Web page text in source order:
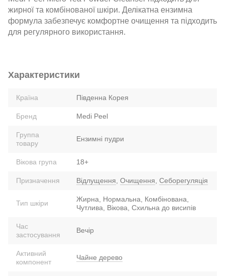
жирної та комбінованої шкіри. Делікатна ензимна
формула забезпечує комфортне очищення та підходить
для регулярного використання.
Характеристики
Країна Південна Корея
Бренд Medi Peel
Группа
товару
Ензимні пудри
Вікова група 18+
Призначення Відлущення, Очищення, Себорегуляція
Тип шкіри
Жирна, Нормальна, Комбінована,
Чутлива, Вікова, Схильна до висипів
Час
застосування
Вечір
Активний
компонент
Чайне дерево